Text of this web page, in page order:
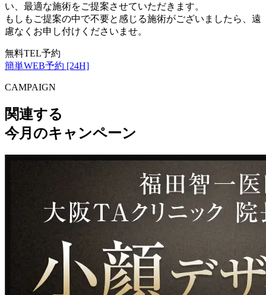
い、最適な施術をご提案させていただきます。
もしもご提案の中で不要と感じる施術がございましたら、遠
慮なくお申し付けくださいませ。
無料TEL予約
簡単WEB予約 [24H]
CAMPAIGN
関連する
今月のキャンペーン